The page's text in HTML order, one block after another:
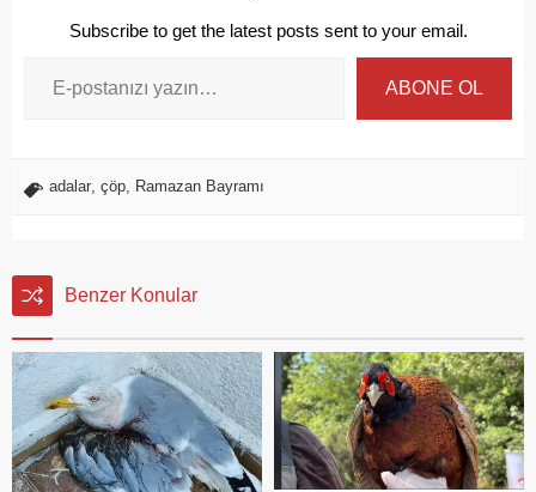
Subscribe to get the latest posts sent to your email.
ABONE OL
adalar, çöp, Ramazan Bayramı
Benzer Konular